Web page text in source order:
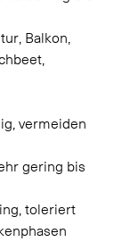
Balkon,
vermeiden
gering bis
toleriert